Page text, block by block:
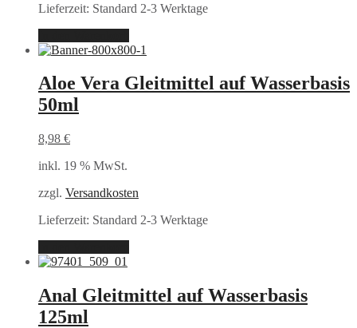
Lieferzeit: Standard 2-3 Werktage
Aloe Vera Gleitmittel auf Wasserbasis
50ml
8,98 €
inkl. 19 % MwSt.
zzgl. Versandkosten
Lieferzeit: Standard 2-3 Werktage
Anal Gleitmittel auf Wasserbasis
125ml